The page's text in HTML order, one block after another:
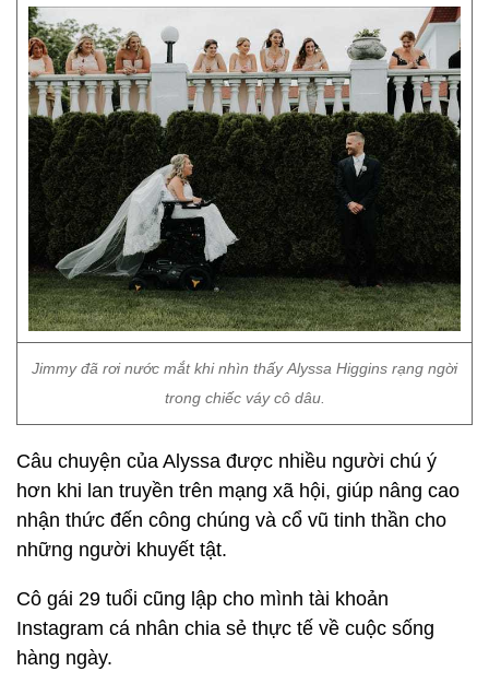
Jimmy đã rơi nước mắt khi nhìn thấy Alyssa Higgins rạng ngời
trong chiếc váy cô dâu.
Câu chuyện của Alyssa được nhiều người chú ý
hơn khi lan truyền trên mạng xã hội, giúp nâng cao
nhận thức đến công chúng và cổ vũ tinh thần cho
những người khuyết tật.
Cô gái 29 tuổi cũng lập cho mình tài khoản
Instagram cá nhân chia sẻ thực tế về cuộc sống
hàng ngày.